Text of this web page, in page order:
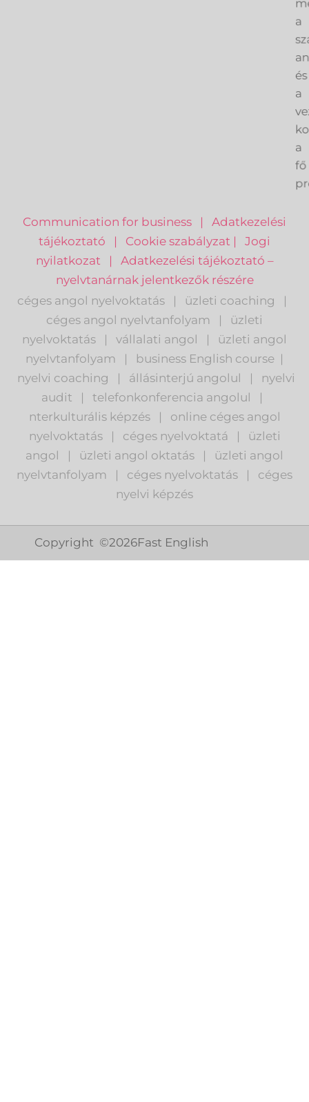
a
és
a
Communication for business | Adatkezelési
tájékoztató | Cookie szabályzat | Jogi
nyilatkozat | Adatkezelési tájékoztató –
nyelvtanárnak jelentkezők részére
céges angol nyelvoktatás
| üzleti coaching
|
céges angol nyelvtanfolyam
|
üzleti
nyelvoktatás
| vállalati angol |
üzleti angol
nyelvtanfolyam
| business English course |
nyelvi coaching
| állásinterjú angolul |
nyelvi
audit
| telefonkonferencia angolul
|
nterkulturális képzés
| online céges angol
nyelvoktatás
| céges nyelvoktatá |
üzleti
angol
| üzleti angol oktatás |
üzleti angol
nyelvtanfolyam
| céges nyelvoktatás |
céges
nyelvi képzés
Copyright ©2026Fast English